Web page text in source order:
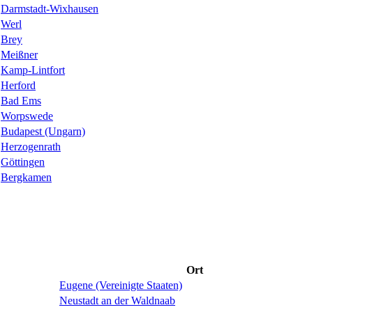
Darmstadt-Wixhausen
Werl
Brey
Meißner
Kamp-Lintfort
Herford
Bad Ems
Worpswede
Budapest (Ungarn)
Herzogenrath
Göttingen
Bergkamen
Ort
Eugene (Vereinigte Staaten)
Neustadt an der Waldnaab